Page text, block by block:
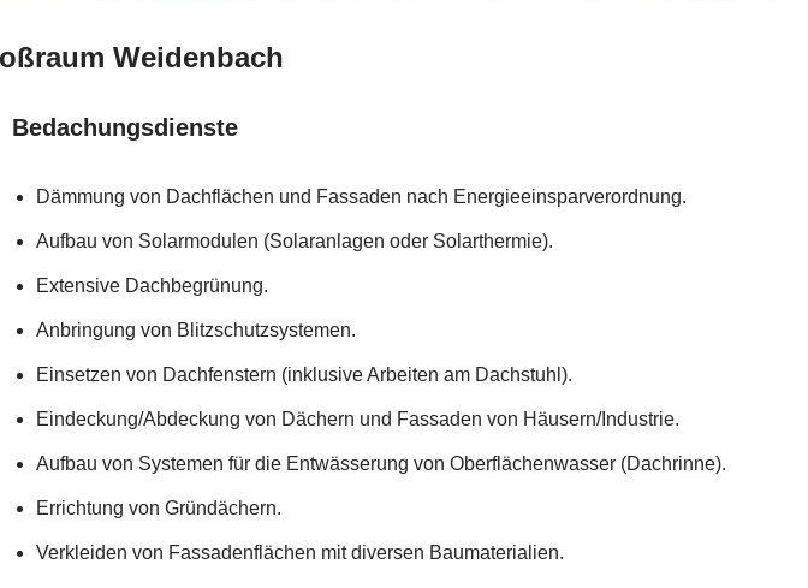
Weidenbach
Bedachungsdienste
Dämmung von Dachflächen und Fassaden nach Energieeinsparverordnung.
Aufbau von Solarmodulen (Solaranlagen oder Solarthermie).
Extensive Dachbegrünung.
Anbringung von Blitzschutzsystemen.
Einsetzen von Dachfenstern (inklusive Arbeiten am Dachstuhl).
Eindeckung/Abdeckung von Dächern und Fassaden von Häusern/Industrie.
Aufbau von Systemen für die Entwässerung von Oberflächenwasser (Dachrinne).
Errichtung von Gründächern.
Verkleiden von Fassadenflächen mit diversen Baumaterialien.